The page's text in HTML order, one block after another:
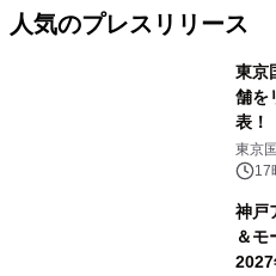
人気のプレスリリース
東京
舗を
表！
東京
17
神戸
＆モ